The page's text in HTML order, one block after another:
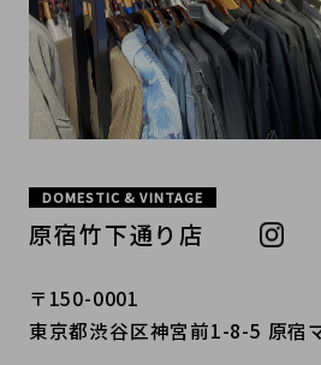
DOMESTIC & VINTAGE
原宿竹下通り店
〒150-0001
東京都渋谷区神宮前1-8-5 原宿